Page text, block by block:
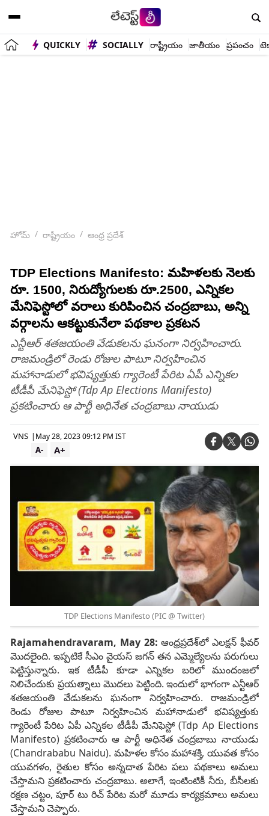
QUICKLY SOCIALLY రాష్ట్రీయం జాతీయం ప్రపంచం
హోమ్ రాష్ట్రీయం ఆంధ్ర ప్రదేశ్
TDP Elections Manifesto: మహిళలకు నెలకు
రూ. 1500, నిరుద్యోగులకు రూ.2500, ఎన్నికల
మేనిఫెస్టోలో వరాలు కురిపించిన చంద్రబాబు, అన్ని
వర్గాలను ఆకట్టుకునేలా పథకాల ప్రకటన
ఎన్టీఆర్ శతజయంతి వేడుకలను ఘనంగా నిర్వహించారు.
రాజమండ్రిలో రెండు రోజుల పాటూ నిర్వహించిన
మహానాడులో భవిష్యత్తుకు గ్యారెంటీ పేరిట ఏపీ ఎన్నికల
టీడీపీ మేనిఫెస్టో (Tdp Ap Elections Manifesto)
ప్రకటించారు ఆ పార్టీ అధినేత చంద్రబాబు నాయుడు
VNS | May 28, 2023 09:12 PM IST
A+
A-
TDP Elections Manifesto (PIC @ Twitter)
Rajamahendravaram, May 28: ఆంధ్రప్రదేశ్‌లో ఎలక్షన్ ఫీవర్
మొదలైంది. ఇప్పటికే సీఎం వైయస్ జగన్ తన ఎమ్మెల్యేలను పరుగులు
పెట్టిస్తున్నారు. ఇక టీడీపీ కూడా ఎన్నికల బరిలో ముందంజలో
నిలిచేందుకు ప్రయత్నాలు మొదలు పెట్టింది. ఇందులో భాగంగా ఎన్టీఆర్
శతజయంతి వేడుకలను ఘనంగా నిర్వహించారు. రాజమండ్రిలో
రెండు రోజుల పాటూ నిర్వహించిన మహానాడులో భవిష్యత్తుకు
గ్యారెంటీ పేరిట ఏపీ ఎన్నికల టీడీపీ మేనిఫెస్టో (Tdp Ap Elections
Manifesto) ప్రకటించారు ఆ పార్టీ అధినేత చంద్రబాబు నాయుడు
(Chandrababu Naidu). మహిళల కోసం మహాశక్తి, యువత కోసం
యువగళం, రైతుల కోసం అన్నదాత పేరిట పలు పథకాలు అమలు
చేస్తామని ప్రకటించారు చంద్రబాబు. అలాగే, ఇంటింటికీ నీరు, బీసీలకు
రక్షణ చట్టం, పూర్ టు రిచ్ పేరిట మరో మూడు కార్యక్రమాలు అమలు
చేస్తామని చెప్పారు.